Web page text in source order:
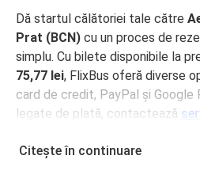
Dă startul călătoriei tale către
Prat (BCN) cu un proces de
simplu. Cu bilete disponibile la
75,77 lei, FlixBus oferă diverse
card de credit, PayPal și Google
legate de plată, contactează
Stații amplasate strategic
Citește în continuare